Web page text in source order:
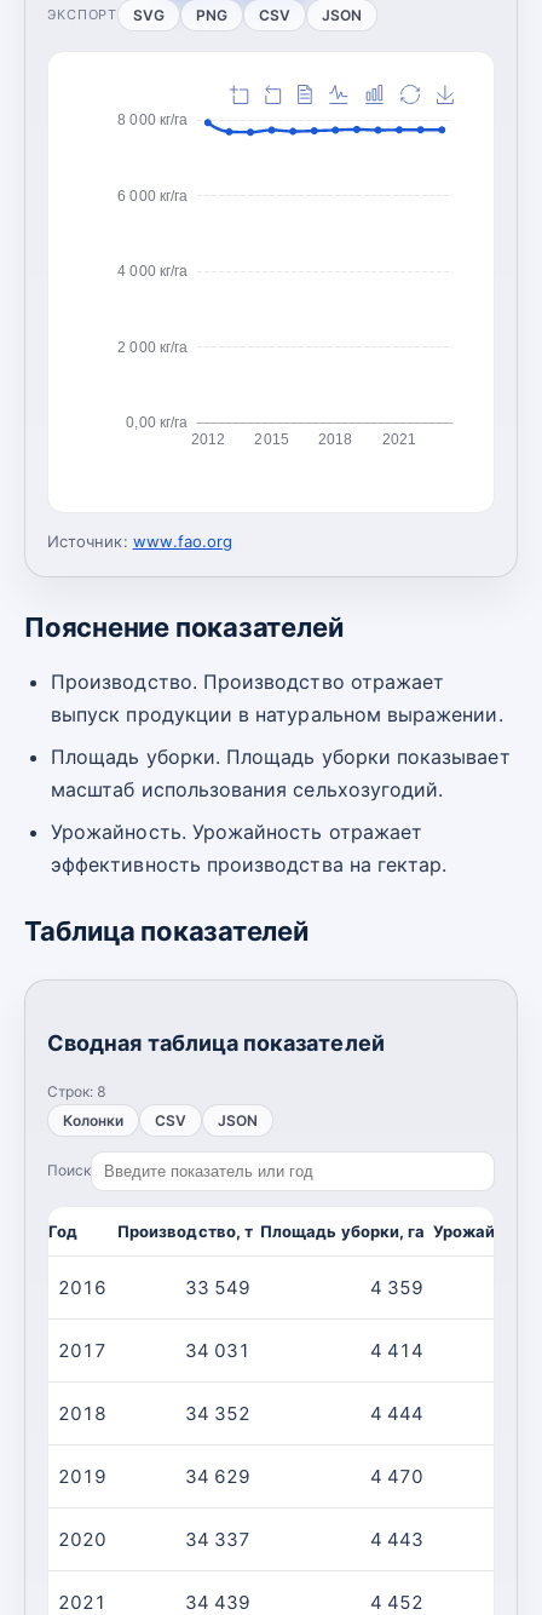
ЭКСПОРТ SVG PNG CSV JSON
0,00 кг/га
2 000 кг/га
4 000 кг/га
6 000 кг/га
8 000 кг/га
2012 2015 2018 2021
Источник: www.fao.org
Пояснение показателей
Производство. Производство отражает
выпуск продукции в натуральном выражении.
Площадь уборки. Площадь уборки показывает
масштаб использования сельхозугодий.
Урожайность. Урожайность отражает
эффективность производства на гектар.
Таблица показателей
Сводная таблица показателей
Строк: 8
Колонки
CSV JSON
Поиск
Год Производство, т Площадь уборки, га
2016 33 549 4 359
2017 34 031 4 414
2018 34 352 4 444
2019 34 629 4 470
2020 34 337 4 443
2021 34 439 4 452